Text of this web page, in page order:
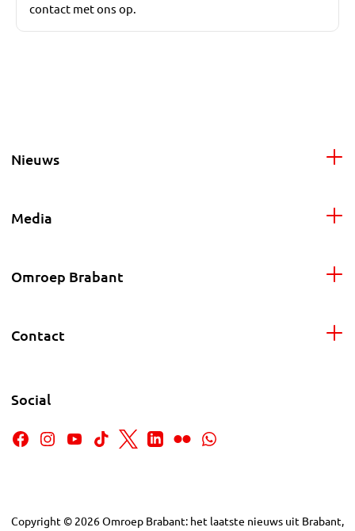
contact met ons op.
Nieuws
Media
Omroep Brabant
Contact
Social
Copyright © 2026Omroep Brabant: het laatste nieuws uit Brabant,